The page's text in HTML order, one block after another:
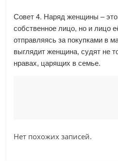
Совет 4. Наряд женщины – это
собственное лицо, но и лицо
отправляясь за покупками в
выглядит женщина, судят не
нравах, царящих в семье.
Нет похожих записей.